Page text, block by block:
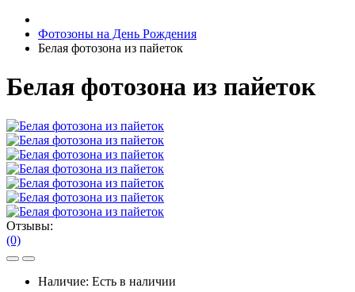
Фотозоны на День Рождения
Белая фотозона из пайеток
Белая фотозона из пайеток
Отзывы:
(0)
Наличие: Есть в наличии